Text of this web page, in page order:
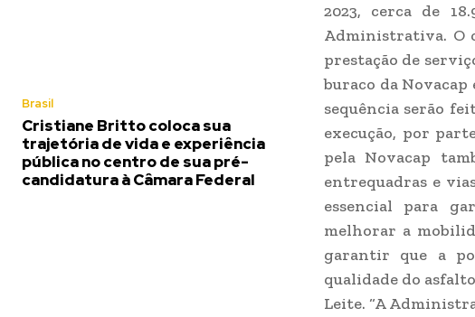
Brasil
Cristiane Britto coloca sua
trajetória de vida e experiência
pública no centro de sua pré-
candidatura à Câmara Federal
2023, cerca de
Administrativa. O
prestação de
buraco da Novacap
sequência serão
execução, por
pela Novacap
entrequadras e
essencial para
melhorar a
garantir que a
qualidade do
Leite. “A